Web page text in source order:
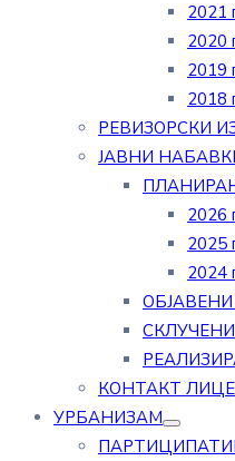
2021
2020
2019
2018
РЕВИЗОРСКИ
ЈАВНИ
2026
2025
2024
КОНТАКТ
УРБАНИЗАМ